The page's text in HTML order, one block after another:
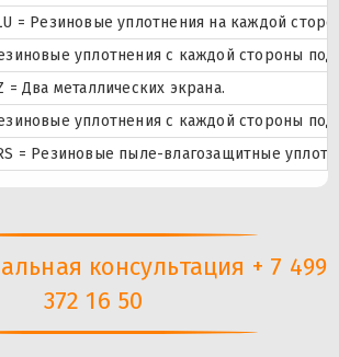
= Резиновые уплотнения на каждой
уплотнения с каждой стороны
= Два металлических экрана.
уплотнения с каждой стороны
= Резиновые пыле-влагозащитные
консультация + 7 499
372 16 50